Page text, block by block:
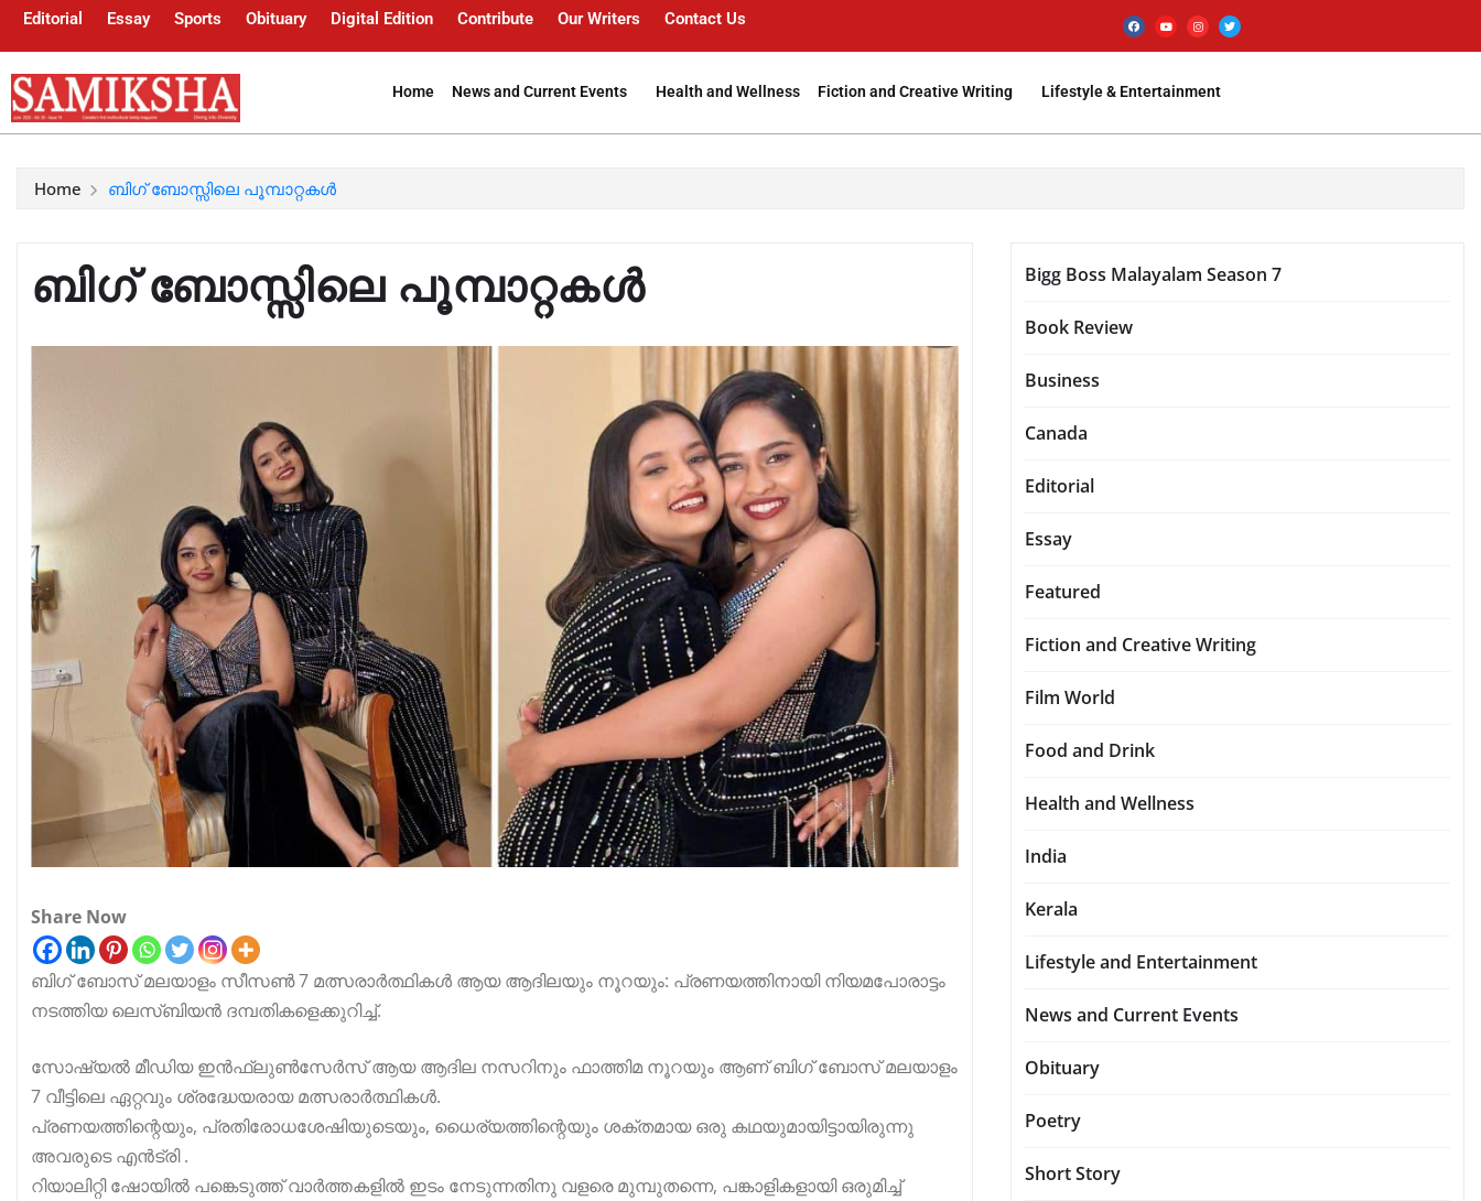
Editorial Essay Sports Obituary Digital Edition Contribute Our Writers Contact Us
Home News and Current Events Health and Wellness Fiction and Creative Writing Lifestyle & Entertainment
Home ബിഗ് ബോസ്സിലെ പൂമ്പാറ്റകൾ
ബിഗ് ബോസ്സിലെ പൂമ്പാറ്റകൾ
Share Now
ബിഗ് ബോസ് മലയാളം സീസൺ 7 മത്സരാർത്ഥികൾ ആയ ആദിലയും നൂറയും: പ്രണയത്തിനായി നിയമപോരാട്ടം
നടത്തിയ ലെസ്ബിയൻ ദമ്പതികളെക്കുറിച്ച്.
സോഷ്യൽ മീഡിയ ഇൻഫ്ലുൺസേർസ് ആയ ആദില നസറിനും ഫാത്തിമ നൂറയും ആണ് ബിഗ് ബോസ് മലയാളം
7 വീട്ടിലെ ഏറ്റവും ശ്രദ്ധേയരായ മത്സരാർത്ഥികൾ.
പ്രണയത്തിന്റെയും, പ്രതിരോധശേഷിയുടെയും, ധൈര്യത്തിന്റെയും ശക്തമായ ഒരു കഥയുമായിട്ടായിരുന്നു
അവരുടെ എൻട്രി .
റിയാലിറ്റി ഷോയിൽ പങ്കെടുത്ത് വാർത്തകളിൽ ഇടം നേടുന്നതിനു വളരെ മുമ്പുതന്നെ, പങ്കാളികളായി ഒരുമിച്ച്
Bigg Boss Malayalam Season 7
Book Review
Business
Canada
Editorial
Essay
Featured
Fiction and Creative Writing
Film World
Food and Drink
Health and Wellness
India
Kerala
Lifestyle and Entertainment
News and Current Events
Obituary
Poetry
Short Story